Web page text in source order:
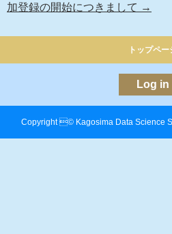
加登録の開始につきまして →
トップペー
Log in
Copyright © Kagosima Data Science